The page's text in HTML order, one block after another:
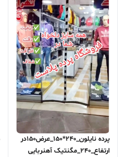
پرده نایلون_240*150_عرض150در
ارتفاع_240_مگنتیک آهنربایی